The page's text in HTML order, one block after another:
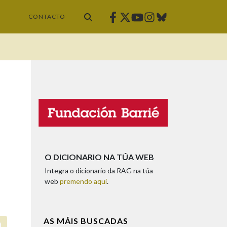
CONTACTO Facebook
Twitter
Youtube
Instagram
Bluesky
O DICIONARIO NA TÚA WEB
Integra o dicionario da RAG na túa
web premendo aquí.
AS MÁIS BUSCADAS